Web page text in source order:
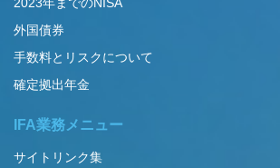
外国債券
手数料とリスクについて
確定拠出年金
IFA業務メニュー
サイトリンク集